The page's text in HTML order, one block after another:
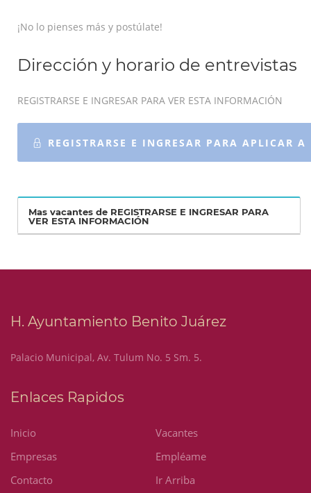
¡No lo pienses más y postúlate!
Dirección y horario de entrevistas
REGISTRARSE E INGRESAR PARA VER ESTA INFORMACIÓN
REGISTRARSE E INGRESAR PARA APLICAR A
Mas vacantes de REGISTRARSE E INGRESAR PARA
VER ESTA INFORMACIÓN
H. Ayuntamiento Benito Juárez
Palacio Municipal, Av. Tulum No. 5 Sm. 5.
Enlaces Rapidos
Inicio
Vacantes
Empresas
Empléame
Contacto
Ir Arriba